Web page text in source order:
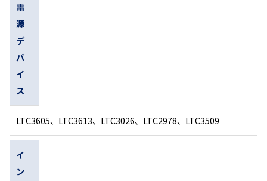
電
源
デ
バ
イ
ス
LTC3605、LTC3613、LTC3026、LTC2978、LTC3509
イ
ン